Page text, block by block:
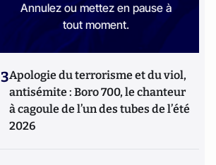
Annulez ou mettez en pause à
tout moment.
3Apologie du terrorisme et du viol,
antisémite : Boro 700, le chanteur
à cagoule de l’un des tubes de l’été
2026